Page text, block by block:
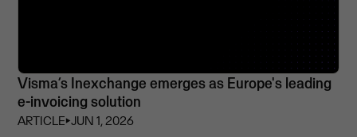
Visma’s Inexchange emerges as Europe's leading
e-invoicing solution
ARTICLE⏵JUN 1, 2026